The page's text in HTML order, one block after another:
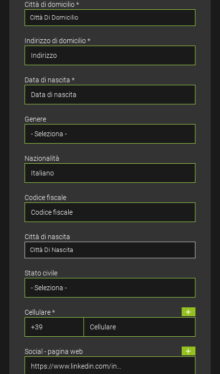
Città di domicilio *
Città Di Domicilio
Indirizzo di domicilio *
Provincia Di Residenza
CAP di residenza
Città di residenza
Città Di Residenza
Indirizzo di residenza
Data di nascita *
Genere
Nazionalità
Codice fiscale
Città di nascita
Città Di Nascita
Stato civile
Cellulare *
Social - pagina web